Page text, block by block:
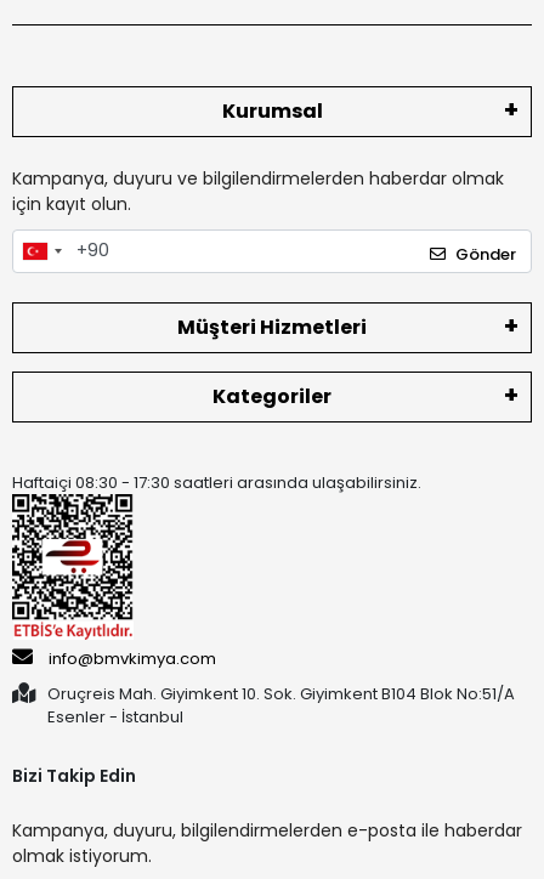
Kurumsal
Kampanya, duyuru ve bilgilendirmelerden haberdar olmak
için kayıt olun.
Gönder
Müşteri Hizmetleri
Kategoriler
Haftaiçi 08:30 - 17:30 saatleri arasında ulaşabilirsiniz.
info@bmvkimya.com
Oruçreis Mah. Giyimkent 10. Sok. Giyimkent B104 Blok No:51/A
Esenler - İstanbul
Bizi Takip Edin
Kampanya, duyuru, bilgilendirmelerden e-posta ile haberdar
olmak istiyorum.